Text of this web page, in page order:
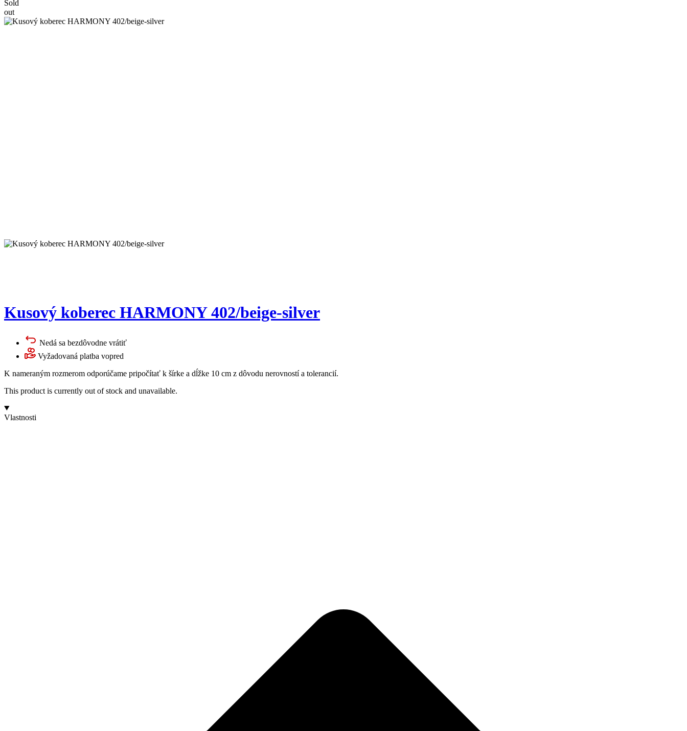
Sold
out
Kusový koberec HARMONY 402/beige-silver
Nedá sa bezdôvodne vrátiť
Vyžadovaná platba vopred
K nameraným rozmerom odporúčame pripočítať k šírke a dĺžke 10 cm z dôvodu nerovností a tolerancií.
This product is currently out of stock and unavailable.
Vlastnosti